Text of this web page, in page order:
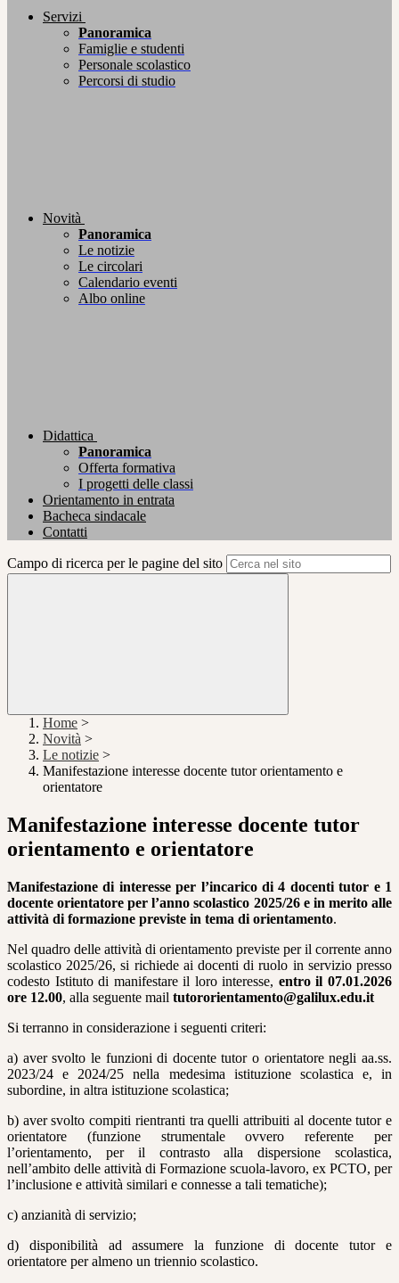
Servizi
Panoramica
Famiglie e studenti
Personale scolastico
Percorsi di studio
Novità
Panoramica
Le notizie
Le circolari
Calendario eventi
Albo online
Didattica
Panoramica
Offerta formativa
I progetti delle classi
Orientamento in entrata
Bacheca sindacale
Contatti
Campo di ricerca per le pagine del sito
Home >
Novità >
Le notizie >
Manifestazione interesse docente tutor orientamento e
orientatore
Manifestazione interesse docente tutor
orientamento e orientatore
Manifestazione di interesse per l’incarico di 4 docenti tutor e 1
docente orientatore per l’anno scolastico 2025/26 e in merito alle
attività di formazione previste in tema di orientamento.
Nel quadro delle attività di orientamento previste per il corrente anno
scolastico 2025/26, si richiede ai docenti di ruolo in servizio presso
codesto Istituto di manifestare il loro interesse, entro il 07.01.2026
ore 12.00, alla seguente mail tutororientamento@galilux.edu.it
Si terranno in considerazione i seguenti criteri:
a) aver svolto le funzioni di docente tutor o orientatore negli aa.ss.
2023/24 e 2024/25 nella medesima istituzione scolastica e, in
subordine, in altra istituzione scolastica;
b) aver svolto compiti rientranti tra quelli attribuiti al docente tutor e
orientatore (funzione strumentale ovvero referente per
l’orientamento, per il contrasto alla dispersione scolastica,
nell’ambito delle attività di Formazione scuola-lavoro, ex PCTO, per
l’inclusione e attività similari e connesse a tali tematiche);
c) anzianità di servizio;
d) disponibilità ad assumere la funzione di docente tutor e
orientatore per almeno un triennio scolastico.